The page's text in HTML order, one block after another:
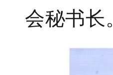
会秘书长。